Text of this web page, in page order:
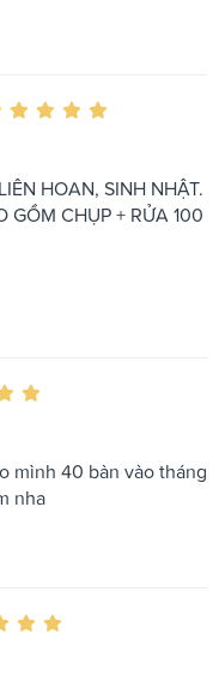
HOAN, SINH NHẬT.
CHỤP + RỬA 100
mình 40 bàn vào tháng
nha